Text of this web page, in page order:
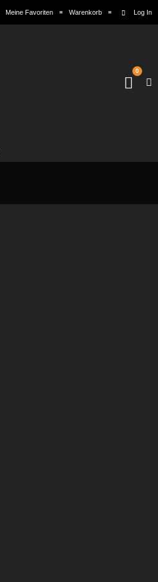
Meine Favoriten Warenkorb Log In
0